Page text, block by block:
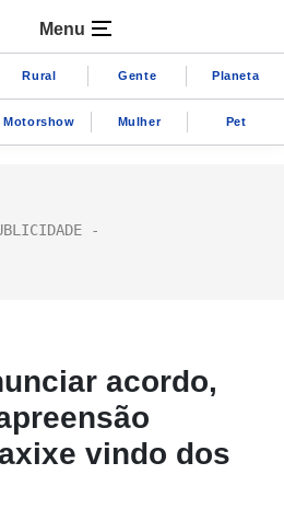
Menu
Rural Gente Planeta
Motorshow Mulher Pet
acordo,
vindo dos